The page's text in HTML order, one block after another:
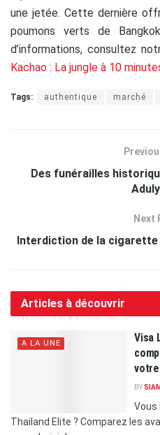
une jetée. Cette dernière
poumons verts de
d’informations, consultez
Kachao : La jungle à 10
Tags: authentique marché
Des funérailles
Next
Interdiction de la
Articles à découvrir
A LA UNE
Visa
BY
Vous
Thailand Elite ? Comparez les